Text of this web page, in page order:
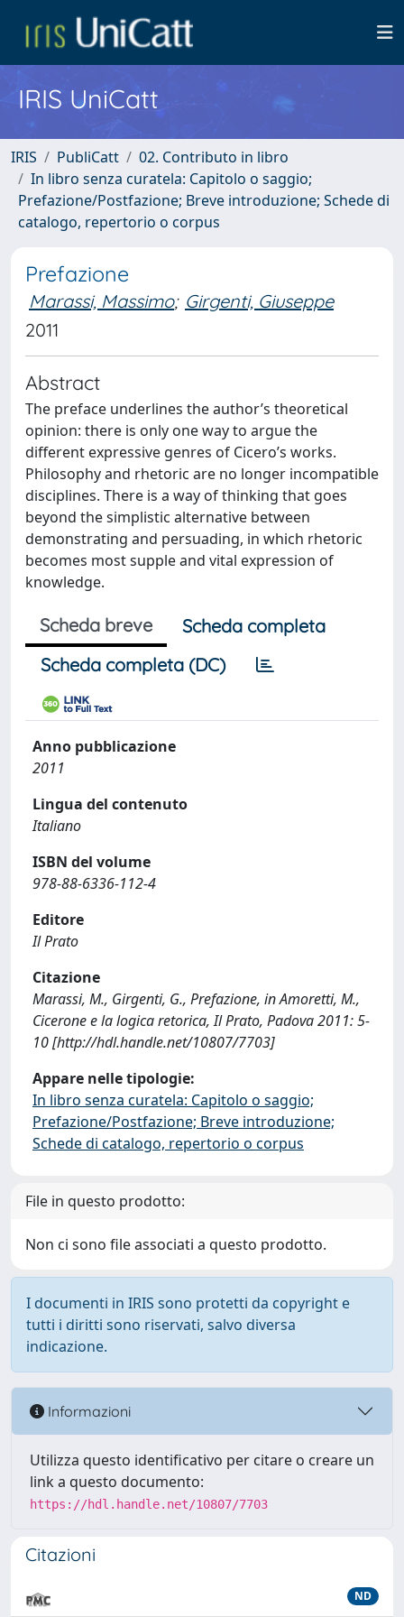
IRIS UniCatt
IRIS PubliCatt
02. Contributo in libro
In libro senza curatela: Capitolo o saggio;
Prefazione/Postfazione; Breve introduzione; Schede di
catalogo, repertorio o corpus
Prefazione
Marassi, Massimo; Girgenti, Giuseppe
2011
Abstract
The preface underlines the author’s theoretical
opinion: there is only one way to argue the
different expressive genres of Cicero’s works.
Philosophy and rhetoric are no longer incompatible
disciplines. There is a way of thinking that goes
beyond the simplistic alternative between
demonstrating and persuading, in which rhetoric
becomes most supple and vital expression of
knowledge.
Scheda breve
Scheda completa
Scheda completa (DC)
Anno pubblicazione
2011
Lingua del contenuto
Italiano
ISBN del volume
978-88-6336-112-4
Editore
Il Prato
Citazione
Marassi, M., Girgenti, G., Prefazione, in Amoretti, M.,
Cicerone e la logica retorica, Il Prato, Padova 2011: 5-
10 [http://hdl.handle.net/10807/7703]
Appare nelle tipologie:
In libro senza curatela: Capitolo o saggio;
Prefazione/Postfazione; Breve introduzione;
Schede di catalogo, repertorio o corpus
File in questo prodotto:
Non ci sono file associati a questo prodotto.
I documenti in IRIS sono protetti da copyright e
tutti i diritti sono riservati, salvo diversa
indicazione.
Informazioni
Utilizza questo identificativo per citare o creare un
link a questo documento:
https://hdl.handle.net/10807/7703
Citazioni
ND